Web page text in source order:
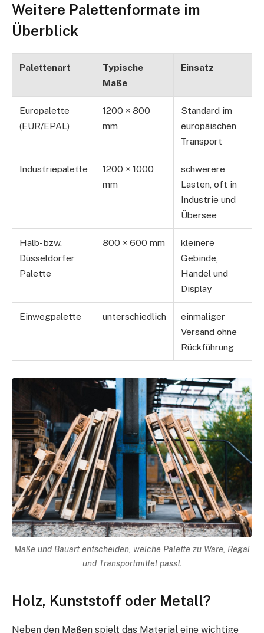
Weitere Palettenformate im
Überblick
Palettenart
Typische
Maße
Einsatz
Europalette
(EUR/EPAL)
1200 × 800
mm
Standard im
europäischen
Transport
Industriepalette
1200 × 1000
mm
schwerere
Lasten, oft in
Industrie und
Übersee
Halb- bzw.
Düsseldorfer
Palette
800 × 600 mm
kleinere
Gebinde,
Handel und
Display
Einwegpalette unterschiedlich
einmaliger
Versand ohne
Rückführung
Maße und Bauart entscheiden, welche Palette zu Ware, Regal
und Transportmittel passt.
Holz, Kunststoff oder Metall?
Neben den Maßen spielt das Material eine wichtige